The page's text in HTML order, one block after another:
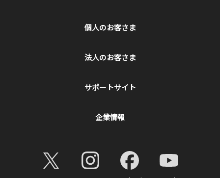
個人のお客さま
法人のお客さま
サポートサイト
企業情報